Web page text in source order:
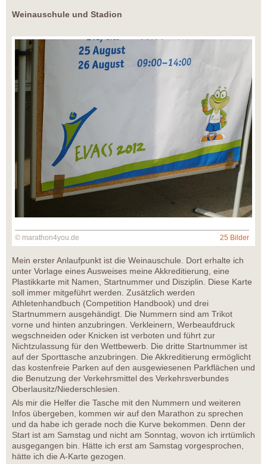
Weinauschule und Stadion
© marathon4you.de 25 Bilder
Mein erster Anlaufpunkt ist die Weinauschule. Dort erhalte ich
unter Vorlage eines Ausweises meine Akkreditierung, eine
Plastikkarte mit Namen, Startnummer und Disziplin. Diese Karte
soll immer mitgeführt werden. Zusätzlich werden
Athletenhandbuch (Competition Handbook) und drei
Startnummern ausgehändigt. Die Nummern sind am Trikot
vorne und hinten anzubringen. Verkleinern, Werbeaufdruck
wegschneiden oder Knicken ist verboten und führt zur
Nichtzulassung für den Wettbewerb. Die dritte Startnummer ist
auf der Sporttasche anzubringen. Die Akkreditierung ermöglicht
das kostenfreie Parken auf den ausgewiesenen Parkflächen und
die Benutzung der Verkehrsmittel des Verkehrsverbundes
Oberlausitz/Niederschlesien.
Als mir die Helfer die Tasche mit den Nummern und weiteren
Infos übergeben, kommen wir auf den Marathon zu sprechen
und da habe ich gerade noch die Kurve bekommen. Denn der
Start ist am Samstag und nicht am Sonntag, wovon ich irrtümlich
ausgegangen bin. Hätte ich erst am Samstag vorgesprochen,
hätte ich die A-Karte gezogen.